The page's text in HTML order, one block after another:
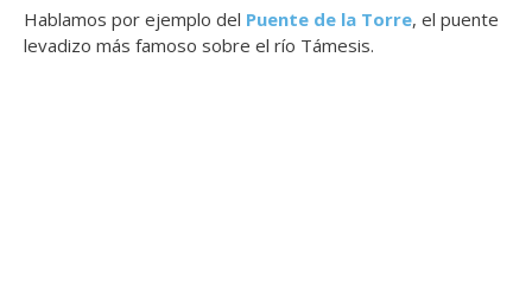
Hablamos por ejemplo del Puente de la Torre, el puente
levadizo más famoso sobre el río Támesis.